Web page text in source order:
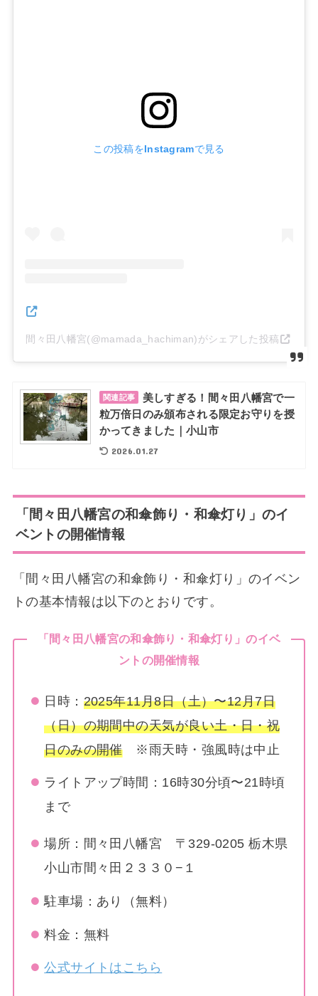
この投稿をInstagramで見る
間々田八幡宮(@mamada_hachiman)がシェアした投稿
関連記事
美しすぎる！間々田八幡宮で一
粒万倍日のみ頒布される限定お守りを授
かってきました｜小山市
2026.01.27
「間々田八幡宮の和傘飾り・和傘灯り」のイ
ベントの開催情報
「間々田八幡宮の和傘飾り・和傘灯り」のイベン
トの基本情報は以下のとおりです。
「間々田八幡宮の和傘飾り・和傘灯り」のイベ
ントの開催情報
日時： 2025年11月8日（土）〜12月7日
（日）の期間中の天気が良い土・日・祝
日のみの開催※雨天時・強風時は中止
ライトアップ時間：16時30分頃〜21時頃
まで
場所：間々田八幡宮 〒329-0205 栃木県
小山市間々田２３３０−１
駐車場：あり（無料）
料金：無料
公式サイトはこちら